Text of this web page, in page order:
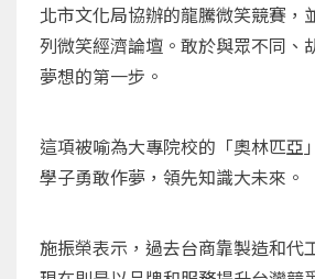
北市文化局協辦的龍騰微笑競賽，
列微笑經濟論壇。敢於與眾不同、
夢想的第一步。
這項被喻為大專院校的「奧林匹亞
學子勇敢作夢，領先知識大未來。
施振榮表示，過去台商靠製造和代